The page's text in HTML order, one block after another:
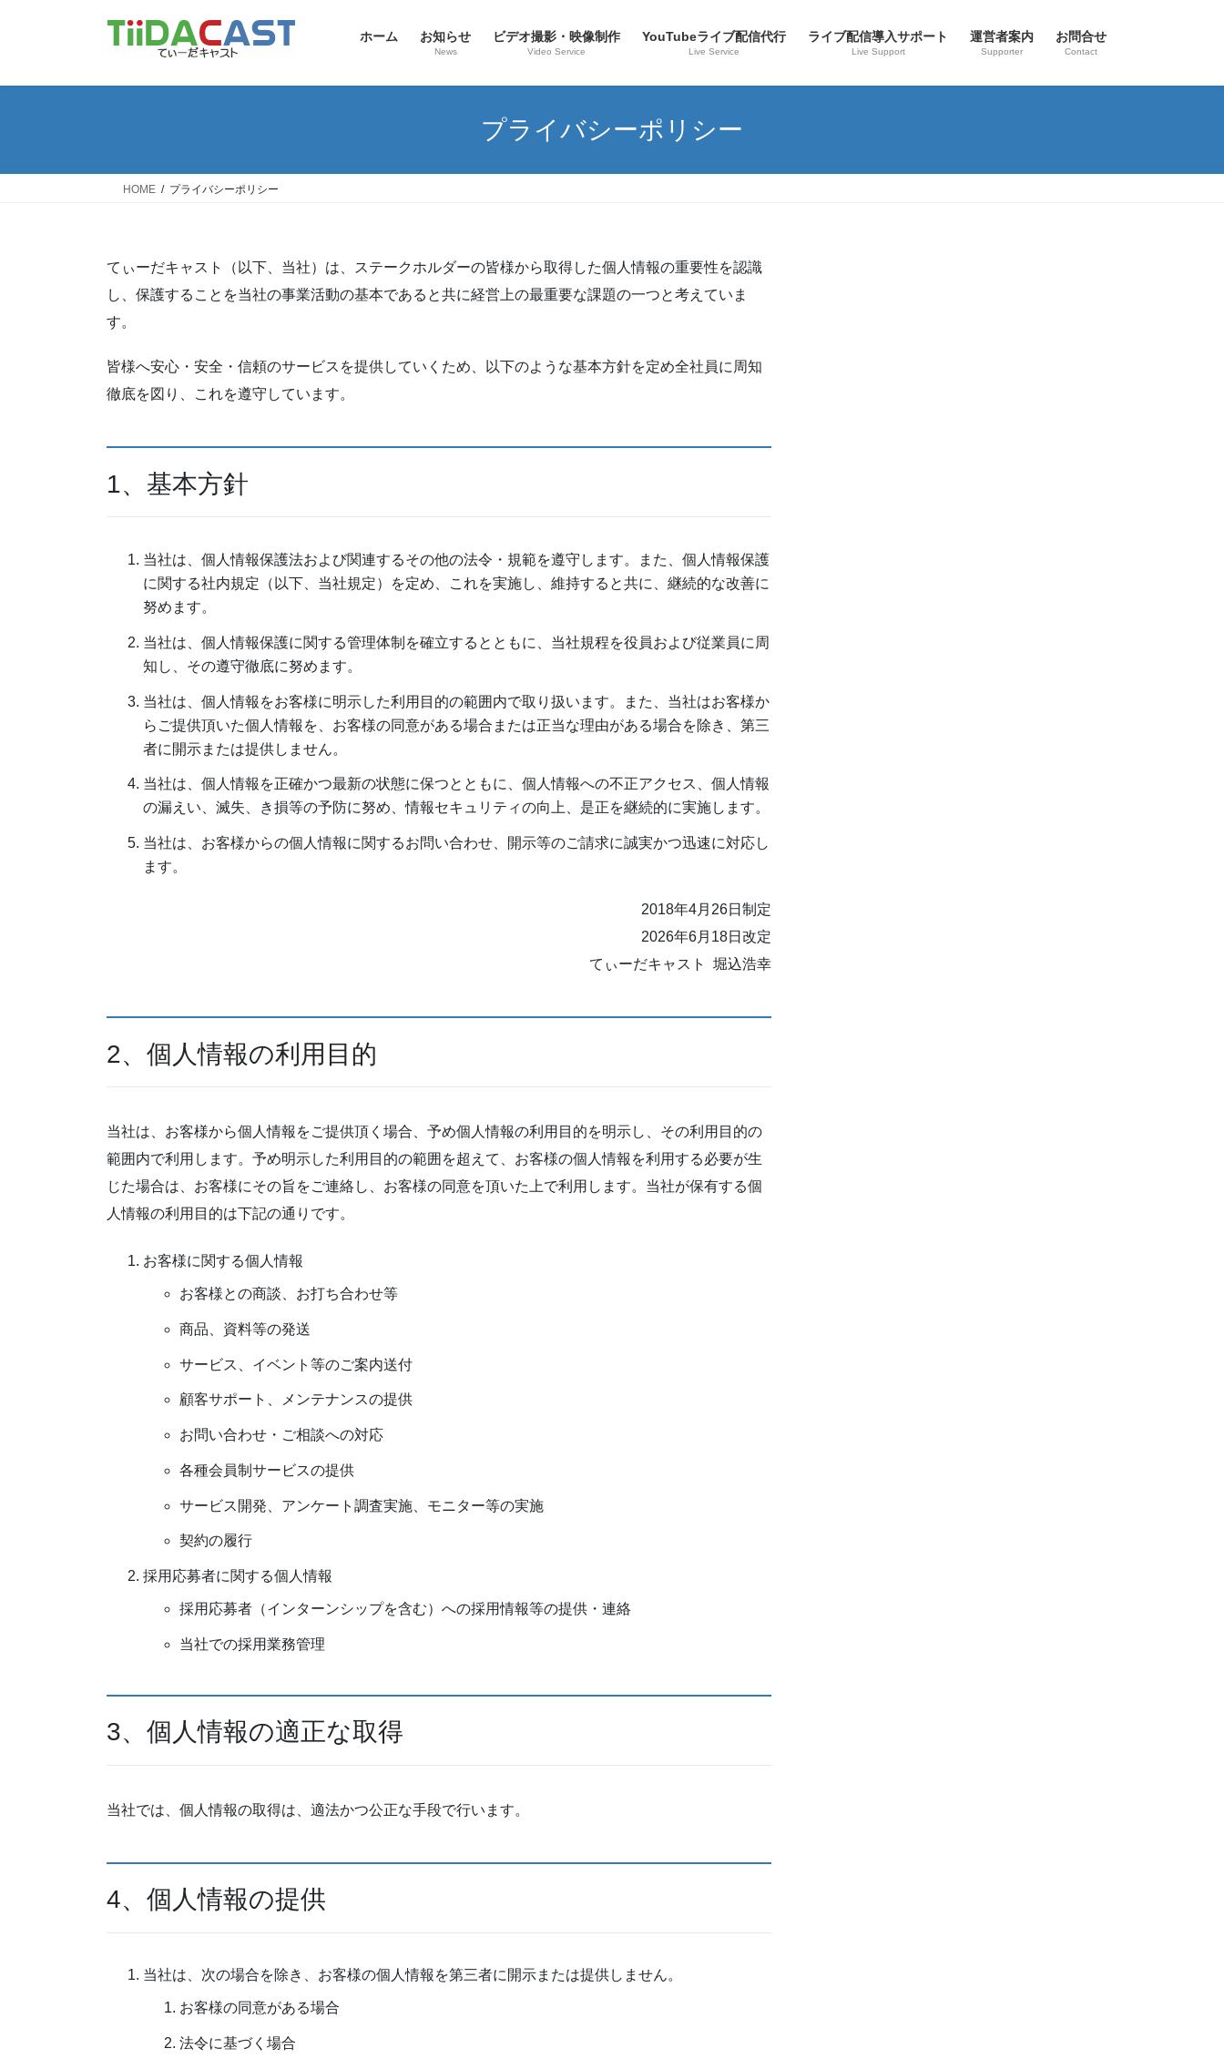
ホーム お知らせ
News
ビデオ撮影・映像制作
Video Service
YouTubeライブ配信代行
Live Service
ライブ配信導入サポート
Live Support
運営者案内
Supporter
お問合せ
Contact
プライバシーポリシー
HOME プライバシーポリシー
てぃーだキャスト（以下、当社）は、ステークホルダーの皆様から取得した個人情報の重要性を認識
し、保護することを当社の事業活動の基本であると共に経営上の最重要な課題の一つと考えていま
す。
皆様へ安心・安全・信頼のサービスを提供していくため、以下のような基本方針を定め全社員に周知
徹底を図り、これを遵守しています。
1、基本方針
当社は、個人情報保護法および関連するその他の法令・規範を遵守します。また、個人情報保護
に関する社内規定（以下、当社規定）を定め、これを実施し、維持すると共に、継続的な改善に
努めます。
当社は、個人情報保護に関する管理体制を確立するとともに、当社規程を役員および従業員に周
知し、その遵守徹底に努めます。
当社は、個人情報をお客様に明示した利用目的の範囲内で取り扱います。また、当社はお客様か
らご提供頂いた個人情報を、お客様の同意がある場合または正当な理由がある場合を除き、第三
者に開示または提供しません。
当社は、個人情報を正確かつ最新の状態に保つとともに、個人情報への不正アクセス、個人情報
の漏えい、滅失、き損等の予防に努め、情報セキュリティの向上、是正を継続的に実施します。
当社は、お客様からの個人情報に関するお問い合わせ、開示等のご請求に誠実かつ迅速に対応し
ます。
2018年4月26日制定
2026年6月18日改定
てぃーだキャスト 堀込浩幸
2、個人情報の利用目的
当社は、お客様から個人情報をご提供頂く場合、予め個人情報の利用目的を明示し、その利用目的の
範囲内で利用します。予め明示した利用目的の範囲を超えて、お客様の個人情報を利用する必要が生
じた場合は、お客様にその旨をご連絡し、お客様の同意を頂いた上で利用します。当社が保有する個
人情報の利用目的は下記の通りです。
お客様に関する個人情報
お客様との商談、お打ち合わせ等
商品、資料等の発送
サービス、イベント等のご案内送付
顧客サポート、メンテナンスの提供
お問い合わせ・ご相談への対応
各種会員制サービスの提供
サービス開発、アンケート調査実施、モニター等の実施
契約の履行
採用応募者に関する個人情報
採用応募者（インターンシップを含む）への採用情報等の提供・連絡
当社での採用業務管理
3、個人情報の適正な取得
当社では、個人情報の取得は、適法かつ公正な手段で行います。
4、個人情報の提供
当社は、次の場合を除き、お客様の個人情報を第三者に開示または提供しません。
お客様の同意がある場合
法令に基づく場合